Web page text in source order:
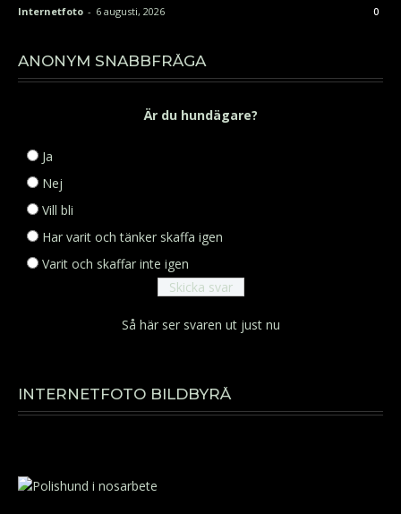
Internetfoto - 6 augusti, 2026 0
ANONYM SNABBFRÅGA
Är du hundägare?
Ja
Nej
Vill bli
Har varit och tänker skaffa igen
Varit och skaffar inte igen
Så här ser svaren ut just nu
INTERNETFOTO BILDBYRÅ